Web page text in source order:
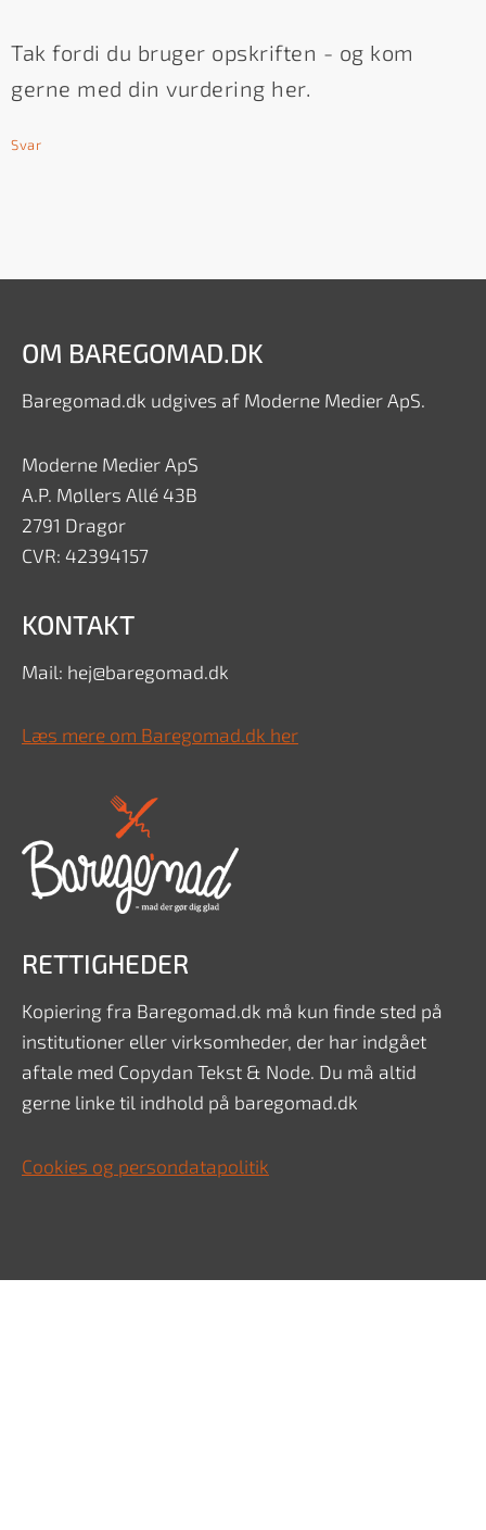
Tak fordi du bruger opskriften - og kom
gerne med din vurdering her.
Svar
OM BAREGOMAD.DK
Baregomad.dk udgives af Moderne Medier ApS.
Moderne Medier ApS
A.P. Møllers Allé 43B
2791 Dragør
CVR: 42394157
KONTAKT
Mail: hej@baregomad.dk
Læs mere om Baregomad.dk her
RETTIGHEDER
Kopiering fra Baregomad.dk må kun finde sted på
institutioner eller virksomheder, der har indgået
aftale med Copydan Tekst & Node. Du må altid
gerne linke til indhold på baregomad.dk
Cookies og persondatapolitik